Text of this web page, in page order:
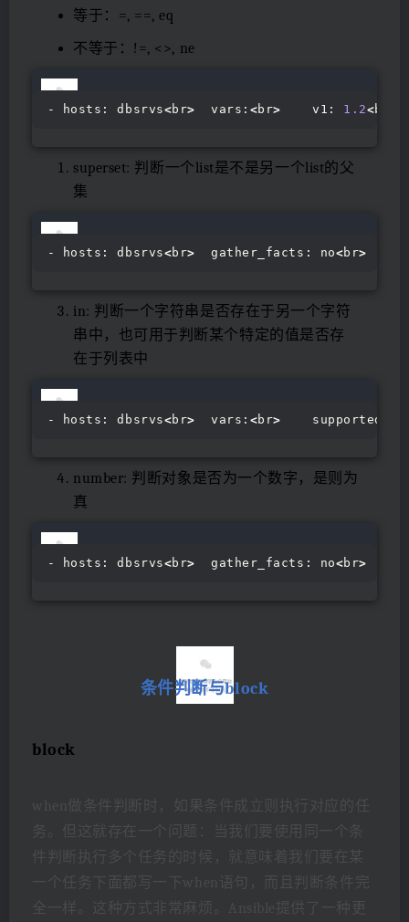
等于：=, ==, eq
不等于：!=, <>, ne
- hosts: dbsrvs<br>
  vars:
<br>
    v1:
1.2<br
superset: 判断一个list是不是另一个list的父
集
- hosts: dbsrvs<br>
  gather_facts: no
<br>
in: 判断一个字符串是否存在于另一个字符
串中，也可用于判断某个特定的值是否存
在于列表中
- hosts: dbsrvs<br>
  vars:
<br>
number: 判断对象是否为一个数字，是则为
真
- hosts: dbsrvs<br>
  gather_facts: no
<br>
条件判断与block
block
when做条件判断时，如果条件成立则执行对应的任
务。但这就存在一个问题：当我们要使用同一个条
件判断执行多个任务的时候，就意味着我们要在某
一个任务下面都写一下when语句，而且判断条件完
全一样。这种方式非常麻烦。Ansible提供了一种更